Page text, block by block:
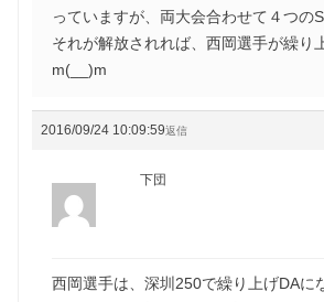
っていますが、両大会合わせて４つの
それが解放されれば、西岡選手が繰り
m(__)m
2016/09/24 10:09:59返信
下団
西岡選手は、深圳250で繰り上げDAに